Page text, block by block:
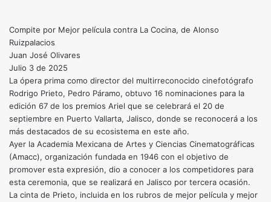
Compite por Mejor película contra La Cocina, de Alonso
Ruizpalacios
Juan José Olivares
Julio 3 de 2025
La ópera prima como director del multirreconocido cinefotógrafo
Rodrigo Prieto, Pedro Páramo, obtuvo 16 nominaciones para la
edición 67 de los premios Ariel que se celebrará el 20 de
septiembre en Puerto Vallarta, Jalisco, donde se reconocerá a los
más destacados de su ecosistema en este año.
Ayer la Academia Mexicana de Artes y Ciencias Cinematográficas
(Amacc), organización fundada en 1946 con el objetivo de
promover esta expresión, dio a conocer a los competidores para
esta ceremonia, que se realizará en Jalisco por tercera ocasión.
La cinta de Prieto, incluida en los rubros de mejor película y mejor